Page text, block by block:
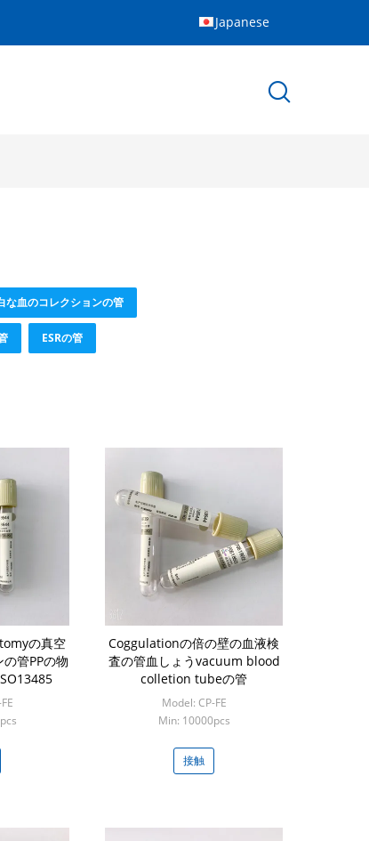
Japanese
な血のコレクションの管
ESRの管
の真空
管PPの物
Coggulationの倍の壁の血液検
査の管血しょうvacuum blood
colletion tubeの管
Model: CP-FE
Min: 10000pcs
接触